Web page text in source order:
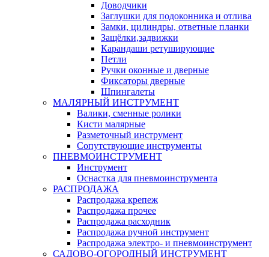
Доводчики
Заглушки для подоконника и отлива
Замки, цилиндры, ответные планки
Защёлки,задвижки
Карандаши ретуширующие
Петли
Ручки оконные и дверные
Фиксаторы дверные
Шпингалеты
МАЛЯРНЫЙ ИНСТРУМЕНТ
Валики, сменные ролики
Кисти малярные
Разметочный инструмент
Сопутствующие инструменты
ПНЕВМОИНСТРУМЕНТ
Инструмент
Оснастка для пневмоинструмента
РАСПРОДАЖА
Распродажа крепеж
Распродажа прочее
Распродажа расходник
Распродажа ручной инструмент
Распродажа электро- и пневмоинструмент
САДОВО-ОГОРОДНЫЙ ИНСТРУМЕНТ